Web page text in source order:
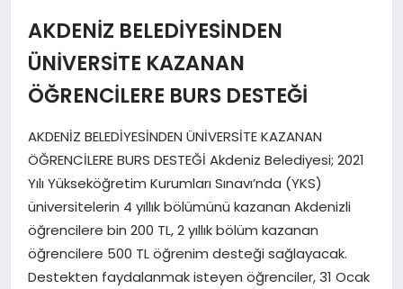
EĞITIM
SANAT
POLITIKA
YAŞAM
AKDENİZ BELEDİYESİNDEN
ÜNİVERSİTE KAZANAN
ÖĞRENCİLERE BURS DESTEĞİ
AKDENİZ BELEDİYESİNDEN ÜNİVERSİTE KAZANAN
ÖĞRENCİLERE BURS DESTEĞİ Akdeniz Belediyesi; 2021
Yılı Yükseköğretim Kurumları Sınavı’nda (YKS)
üniversitelerin 4 yıllık bölümünü kazanan Akdenizli
öğrencilere bin 200 TL, 2 yıllık bölüm kazanan
öğrencilere 500 TL öğrenim desteği sağlayacak.
Destekten faydalanmak isteyen öğrenciler, 31 Ocak